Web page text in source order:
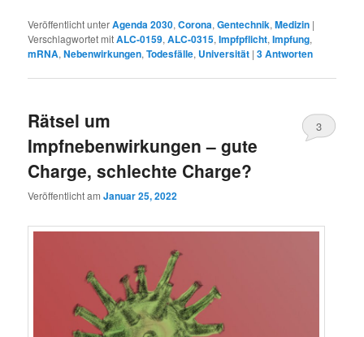
Veröffentlicht unterAgenda 2030,Corona,Gentechnik,Medizin |
Verschlagwortet mitALC-0159,ALC-0315,Impfpflicht,Impfung,
mRNA,Nebenwirkungen,Todesfälle, Universität |3Antworten
Rätsel um
Impfnebenwirkungen – gute
Charge, schlechte Charge?
Veröffentlicht amJanuar 25, 2022
3